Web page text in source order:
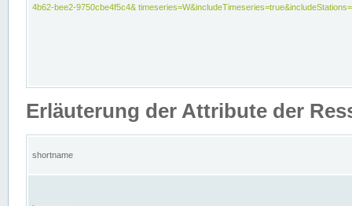
4b62-bee2-9750cbe4f5c4&
Erläuterung der Attribute der
shortname